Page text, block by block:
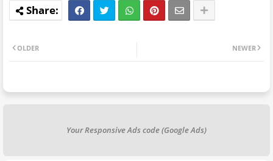
NEWER
OLDER
Your Responsive Ads code (Google Ads)